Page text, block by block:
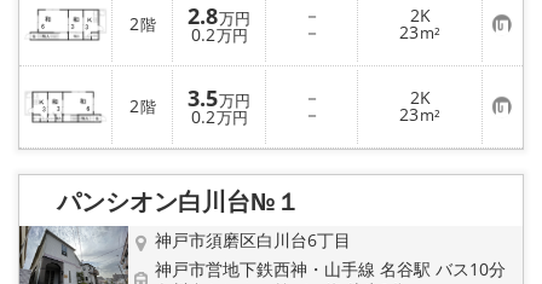
2階 2.8万円
0.2万円
－
－
2K
23m² お
気
に
入
り
登
録
2階 3.5万円
0.2万円
－
－
2K
23m² お
気
に
り
パンシオン白川台№１
神戸市須磨区白川台6丁目
神戸市営地下鉄西神・山手線 名谷駅 バス10分